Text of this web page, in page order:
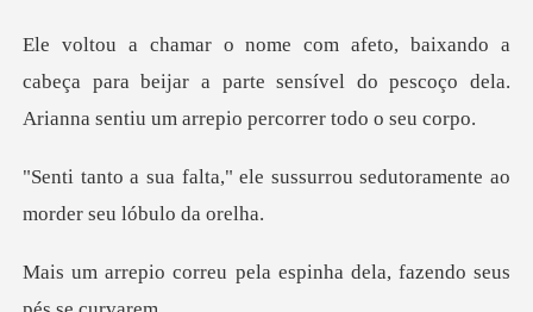
beça para beijar a parte sensível do pescoço dela.
le sussurrou sedutoramente a
pela espinha dela, faze